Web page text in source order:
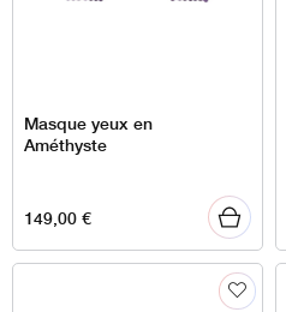
Masque yeux en
Améthyste
149,00€